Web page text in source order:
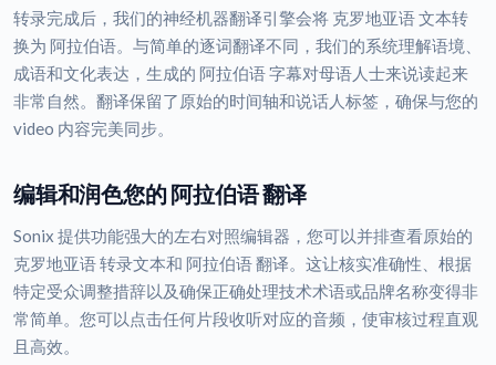
转录完成后，我们的神经机器翻译引擎会将 克罗地亚语 文本转
换为 阿拉伯语。与简单的逐词翻译不同，我们的系统理解语境、
成语和文化表达，生成的 阿拉伯语 字幕对母语人士来说读起来
非常自然。翻译保留了原始的时间轴和说话人标签，确保与您的
video 内容完美同步。
编辑和润色您的 阿拉伯语 翻译
Sonix 提供功能强大的左右对照编辑器，您可以并排查看原始的
克罗地亚语 转录文本和 阿拉伯语 翻译。这让核实准确性、根据
特定受众调整措辞以及确保正确处理技术术语或品牌名称变得非
常简单。您可以点击任何片段收听对应的音频，使审核过程直观
且高效。